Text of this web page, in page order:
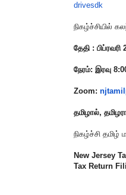
drivesdk
நிகழ்ச்சியில்
தேதி : பிப்ரவரி
நேரம்: இரவு
Zoom:
தமிழால்,
நிகழ்ச்சி
New Jersey
Tax Return